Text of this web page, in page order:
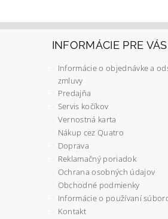
INFORMÁCIE PRE VÁS
Informácie o objednávke a
zmluvy
Predajňa
Servis kočíkov
Vernostná karta
Nákup cez Quatro
Doprava
Reklamačný poriadok
Ochrana osobných údajov
Obchodné podmienky
Informácie o používaní
Kontakt